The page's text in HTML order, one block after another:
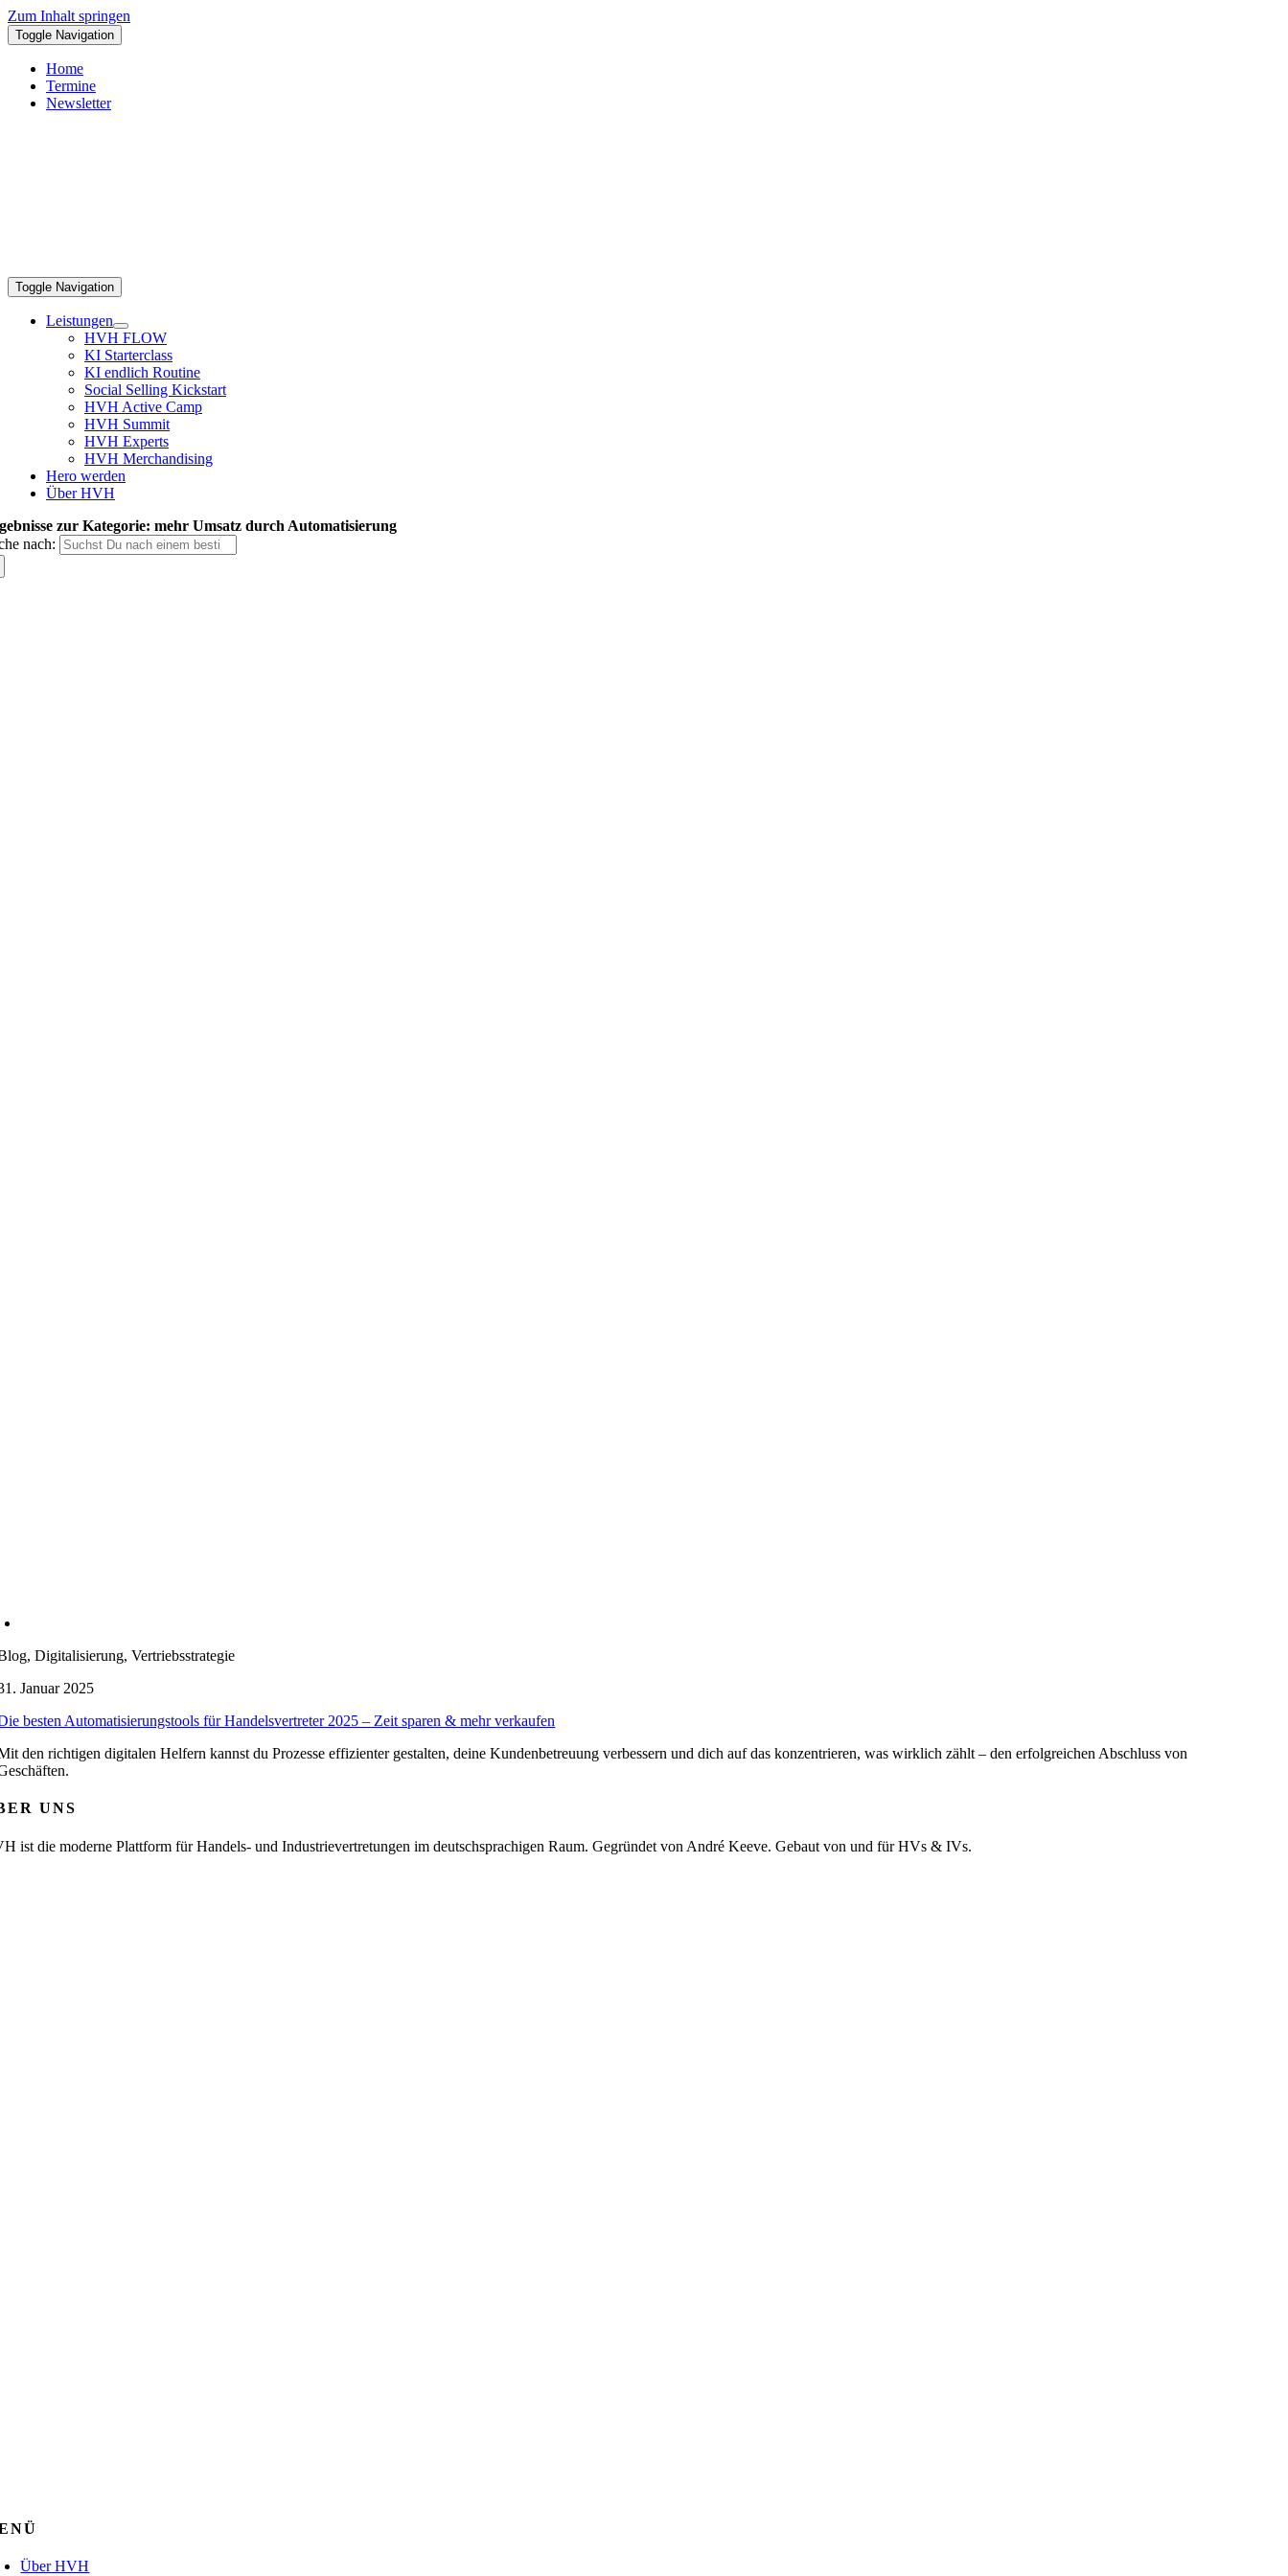
Zum Inhalt springen
Toggle Navigation
Home
Termine
Newsletter
Toggle Navigation
Leistungen
HVH FLOW
KI Starterclass
KI endlich Routine
Social Selling Kickstart
HVH Active Camp
HVH Summit
HVH Experts
HVH Merchandising
Hero werden
Über HVH
zur Kategorie: mehr Umsatz durch Automatisierung
nach:
Digitalisierung, Vertriebsstrategie
Januar 2025
besten Automatisierungstools für Handelsvertreter 2025 – Zeit sparen & mehr verkaufen
den richtigen digitalen Helfern kannst du Prozesse effizienter gestalten, deine Kundenbetreuung verbessern und dich auf das konzentrieren, was wirklich zählt – den erfolgreichen Abschluss von
UNS
ist die moderne Plattform für Handels- und Industrievertretungen im deutschsprachigen Raum. Gegründet von André Keeve. Gebaut von und für HVs & IVs.
Über HVH